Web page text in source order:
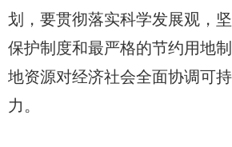
划，要贯彻落实科学发展观，
保护制度和最严格的节约用地
地资源对经济社会全面协调可
力。